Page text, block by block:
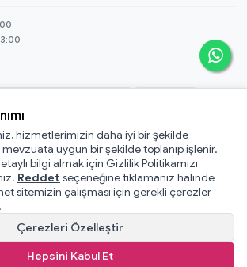
· Nurşen ve ekibi ile birlikte ile hazırlandı.
Mesafeli Satış Sözleşmesi
Gizlilik ve Çerez Politikası
KVKK Aydınlatma Metni
Kullanıcı Sözleşmesi
hizmetlerimizin daha iyi bir şekilde
mevzuata uygun bir şekilde toplanıp işlenir.
bilgi almak için Gizlilik Politikamızı
Reddet seçeneğine tıklamanız halinde
sitemizin çalışması için gerekli çerezler
Çerezleri Özelleştir
Hepsini Kabul Et